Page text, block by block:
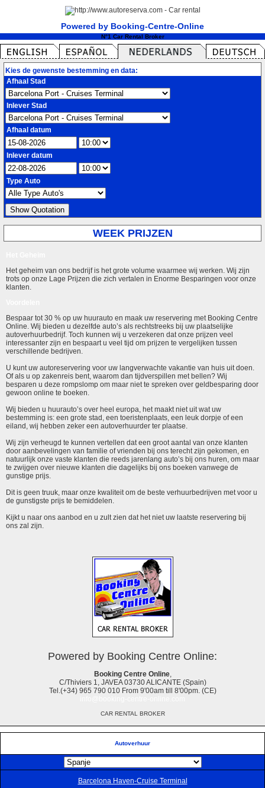
Powered by Booking-Centre-Online
N°1 Car Rental Broker
Autoverhuur
Barcelona Haven-Cruise Terminal
Kies de gewenste bestemming en data:
Afhaal Stad
Inlever Stad
Afhaal datum
Inlever datum
Type Auto
WEEK PRIJZEN
Het geheim van ons bedrijf is het grote volume waarmee wij werken. Wij zijn
trots op onze Lage Prijzen die zich vertalen in Enorme Besparingen voor onze
klanten.
Bespaar tot 30 % op uw huurauto en maak uw reservering met Booking Centre
Online. Wij bieden u dezelfde auto’s als rechtstreeks bij uw plaatselijke
autoverhuurbedrijf. Toch kunnen wij u verzekeren dat onze prijzen veel
interessanter zijn en bespaart u veel tijd om prijzen te vergelijken tussen
verschillende bedrijven.
U kunt uw autoreservering voor uw langverwachte vakantie van huis uit doen.
Of als u op zakenreis bent, waarom dan tijdverspillen met bellen? Wij
besparen u deze rompslomp om maar niet te spreken over geldbesparing door
gewoon online te boeken.
Wij bieden u huurauto’s over heel europa, het maakt niet uit wat uw
bestemming is: een grote stad, een toeristenplaats, een leuk dorpje of een
eiland, wij hebben zeker een autoverhuurder ter plaatse.
Wij zijn verheugd te kunnen vertellen dat een groot aantal van onze klanten
door aanbevelingen van familie of vrienden bij ons terecht zijn gekomen, en
natuurlijk onze vaste klanten die reeds jarenlang auto’s bij ons huren, om maar
te zwijgen over nieuwe klanten die dagelijks bij ons boeken vanwege de
gunstige prijs.
Dit is geen truuk, maar onze kwaliteit om de beste verhuurbedrijven met voor u
de gunstigste prijs te bemiddelen.
Kijkt u naar ons aanbod en u zult zien dat het niet uw laatste reservering bij
ons zal zijn.
Powered by Booking Centre Online:
Booking Centre Online,
C/Thiviers 1, JAVEA 03730 ALICANTE (Spain)
Tel.(+34) 965 790 010 From 9'00am till 8'00pm. (CE)
CAR RENTAL BROKER